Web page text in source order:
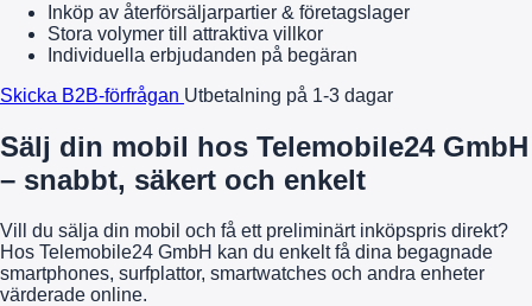
Inköp av återförsäljarpartier & företagslager
Stora volymer till attraktiva villkor
Individuella erbjudanden på begäran
Skicka B2B-förfrågan Utbetalning på 1-3 dagar
Sälj din mobil hos Telemobile24 GmbH
– snabbt, säkert och enkelt
Vill du sälja din mobil och få ett preliminärt inköpspris direkt?
Hos Telemobile24 GmbH kan du enkelt få dina begagnade
smartphones, surfplattor, smartwatches och andra enheter
värderade online.